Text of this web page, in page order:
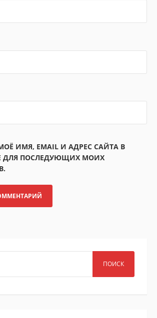
ИМЯ, EMAIL И АДРЕС САЙТА В
ДЛЯ ПОСЛЕДУЮЩИХ МОИХ